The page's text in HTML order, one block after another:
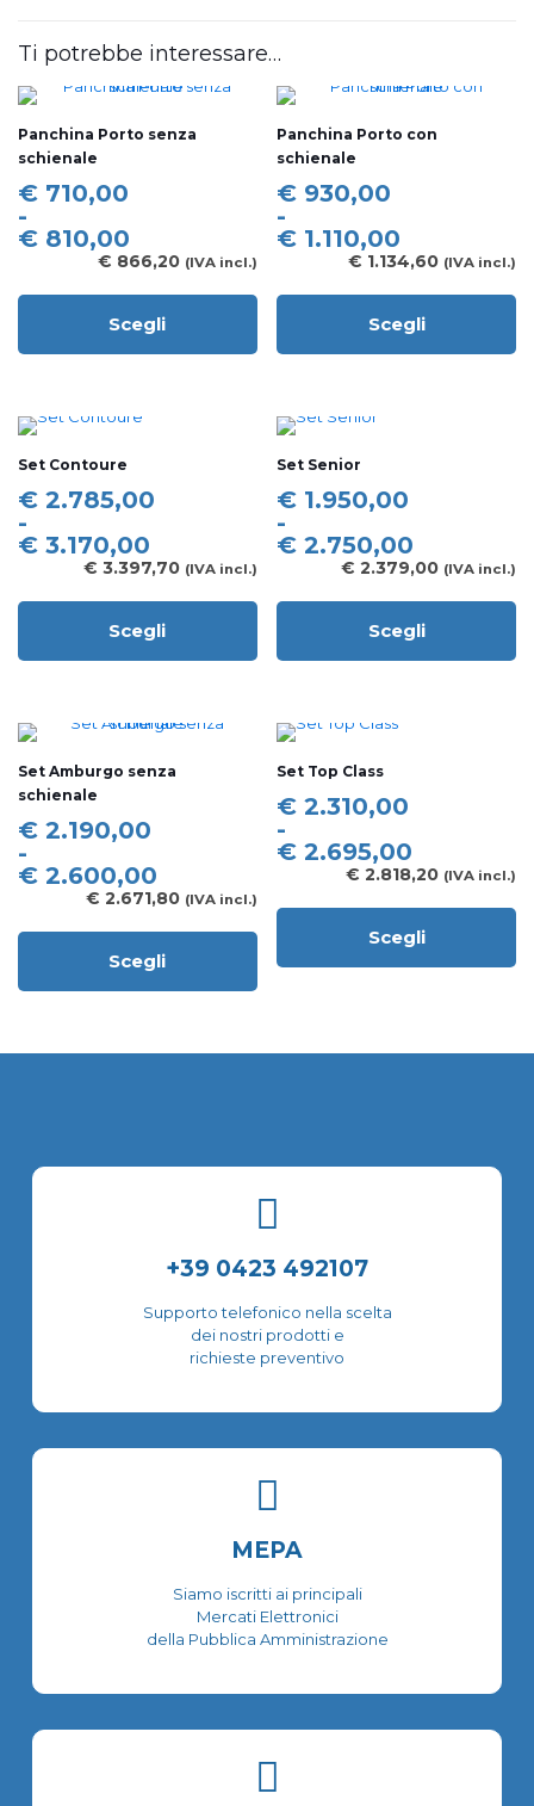
Ti potrebbe interessare…
Panchina Porto senza
schienale
€ 710,00
-
€ 810,00
Fascia
di
prezzo:
a
€ 810,00
€ 866,20 (IVA incl.)
Scegli
prodotto
varianti.
opzioni
possono
essere
scelte
nella
del
Panchina Porto con
schienale
€ 930,00
-
€ 1.110,00
Fascia
di
prezzo:
a
€ 1.110,00
€ 1.134,60 (IVA incl.)
Scegli
prodotto
varianti.
opzioni
possono
essere
scelte
nella
del
Set Contoure
€ 2.785,00
-
€ 3.170,00
Fascia
di
prezzo:
a
€ 3.170,00
€ 3.397,70 (IVA incl.)
Scegli
prodotto
varianti.
opzioni
possono
essere
scelte
nella
pagina
prodotto
Set Senior
€ 1.950,00
-
€ 2.750,00
Fascia
di
prezzo:
a
€ 2.750,00
€ 2.379,00 (IVA incl.)
Scegli
prodotto
varianti.
opzioni
possono
essere
scelte
nella
del
Set Amburgo senza
schienale
€ 2.190,00
-
€ 2.600,00
Fascia
di
prezzo:
a
€ 2.600,00
€ 2.671,80 (IVA incl.)
Scegli
prodotto
scelte
Set Top Class
€ 2.310,00
-
€ 2.695,00
Fascia
di
prezzo:
a
€ 2.695,00
€ 2.818,20 (IVA incl.)
Scegli
prodotto
Le
nella
pagina
+39 0423 492107
Supporto telefonico nella scelta
dei nostri prodotti e
richieste preventivo
MEPA
Siamo iscritti ai principali
Mercati Elettronici
della Pubblica Amministrazione